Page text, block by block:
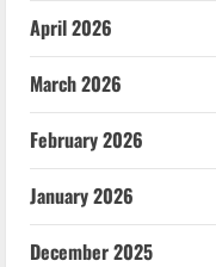
April 2026
March 2026
February 2026
January 2026
December 2025